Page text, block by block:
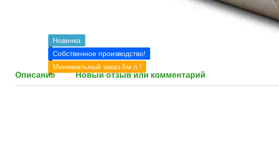
Новинка
Собственное производство!
Минимальный заказ 5м.п.!
Описание Новый отзыв или комментарий